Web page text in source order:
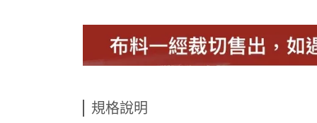
規格說明